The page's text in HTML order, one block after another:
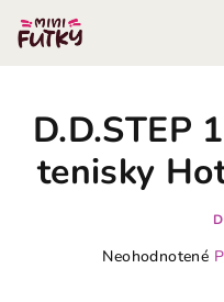
obsah
D.D.STEP
tenisky
Priemerné
Neohodnotené